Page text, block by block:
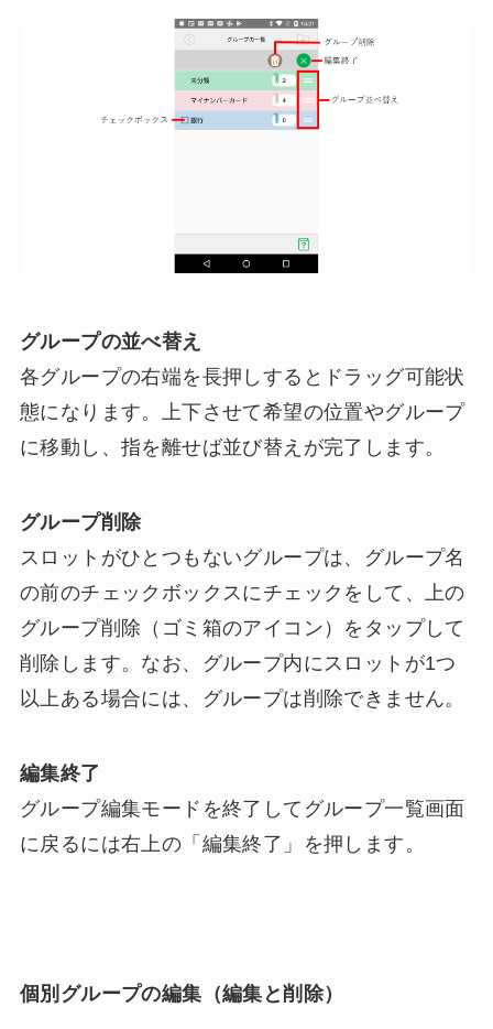
グループの並べ替え
各グループの右端を長押しするとドラッグ可能状
態になります。上下させて希望の位置やグループ
に移動し、指を離せば並び替えが完了します。
グループ削除
スロットがひとつもないグループは、グループ名
の前のチェックボックスにチェックをして、上の
グループ削除（ゴミ箱のアイコン）をタップして
削除します。なお、グループ内にスロットが1つ
以上ある場合には、グループは削除できません。
編集終了
グループ編集モードを終了してグループ一覧画面
に戻るには右上の「編集終了」を押します。
個別グループの編集（編集と削除）